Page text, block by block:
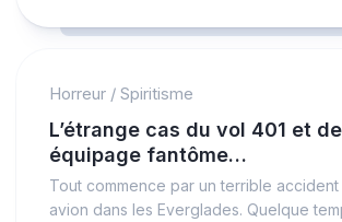
Horreur / Spiritisme
L’étrange cas du vol 401 et
équipage fantôme…
Tout commence par un terrible accident
avion dans les Everglades. Quelque